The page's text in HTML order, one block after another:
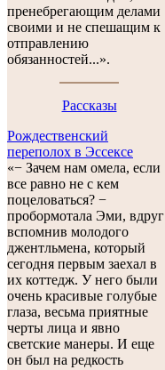
пренебрегающим делами
своими и не спешащим к
отправлению
обязанностей...».
Рассказы
Рождественский
переполох в Эссексе
«− Зачем нам омела, если
все равно не с кем
поцеловаться? −
пробормотала Эми, вдруг
вспомнив молодого
джентльмена, который
сегодня первым заехал в
их коттедж. У него были
очень красивые голубые
глаза, весьма приятные
черты лица и явно
светские манеры. И еще
он был на редкость